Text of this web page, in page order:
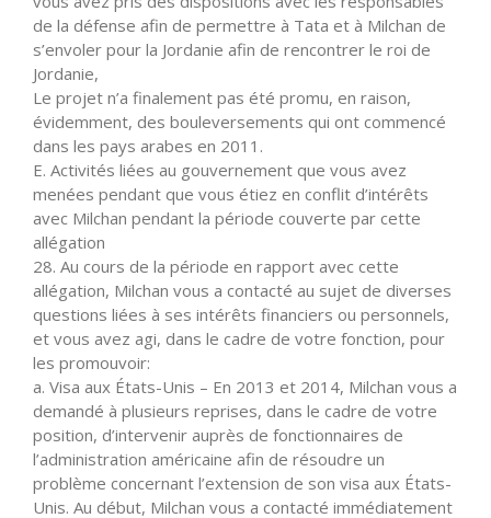
de la défense afin de permettre à Tata et à Milchan de
s’envoler pour la Jordanie afin de rencontrer le roi de
Jordanie,
Le projet n’a finalement pas été promu, en raison,
évidemment, des bouleversements qui ont commencé
dans les pays arabes en 2011.
E. Activités liées au gouvernement que vous avez
menées pendant que vous étiez en conflit d’intérêts
avec Milchan pendant la période couverte par cette
allégation
28. Au cours de la période en rapport avec cette
allégation, Milchan vous a contacté au sujet de diverses
questions liées à ses intérêts financiers ou personnels,
et vous avez agi, dans le cadre de votre fonction, pour
les promouvoir:
a. Visa aux États-Unis – En 2013 et 2014, Milchan vous a
demandé à plusieurs reprises, dans le cadre de votre
position, d’intervenir auprès de fonctionnaires de
l’administration américaine afin de résoudre un
problème concernant l’extension de son visa aux États-
Unis. Au début, Milchan vous a contacté immédiatement